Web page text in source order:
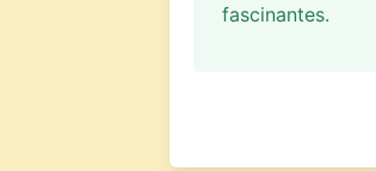
fascinantes.